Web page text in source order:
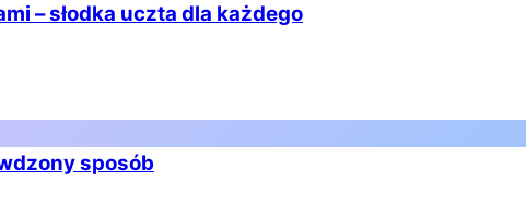
– słodka uczta dla każdego
sposób